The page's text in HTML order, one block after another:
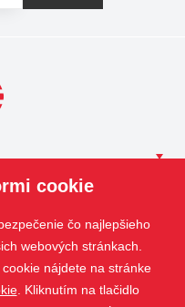
pomáha obmedziť
cookie
čo najlepšieho
webových stránkach.
nájdete na stránke
. Kliknutím na tlačidlo